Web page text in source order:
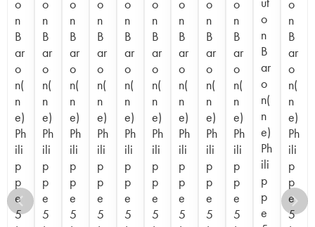
o
n
B
ar
o
n(
n
e)
Ph
ili
p
p
e
5
o
n
B
ar
o
n(
n
e)
Ph
ili
p
p
e
5
o
n
B
ar
o
n(
n
e)
Ph
ili
p
p
e
5
o
n
B
ar
o
n(
n
e)
Ph
ili
p
p
e
5
o
n
B
ar
o
n(
n
e)
Ph
ili
p
p
e
5
o
n
B
ar
o
n(
n
e)
Ph
ili
p
p
e
5
o
n
B
ar
o
n(
n
e)
Ph
ili
p
p
e
5
o
n
B
ar
o
n(
n
e)
Ph
ili
p
p
e
5
o
n
B
ar
o
n(
n
e)
Ph
ili
p
p
e
5
o
n
B
ar
o
n(
n
e)
Ph
ili
p
p
e
o
n
B
ar
o
n(
n
e)
Ph
ili
p
p
e
5